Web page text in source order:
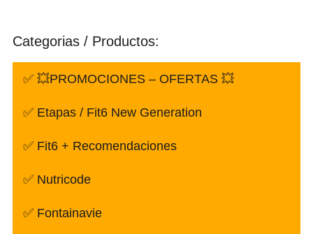
Categorias / Productos:
✅ 💥PROMOCIONES – OFERTAS 💥
✅ Etapas / Fit6 New Generation
✅ Fit6 + Recomendaciones
✅ Nutricode
✅ Fontainavie